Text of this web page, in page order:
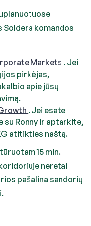
Soldera komandos
Markets . Jei
pirkėjas,
apie jūsų
. Jei esate
su Ronny ir aptarkite,
atitikties naštą.
15 min.
neretai
pašalina sandorių